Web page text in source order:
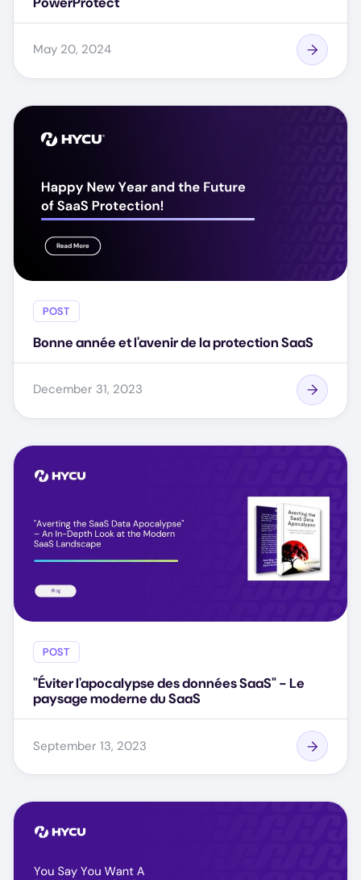
May 20, 2024
POST
Bonne année et l'avenir de la protection SaaS
December 31, 2023
POST
"Éviter l'apocalypse des données SaaS" - Le
paysage moderne du SaaS
September 13, 2023